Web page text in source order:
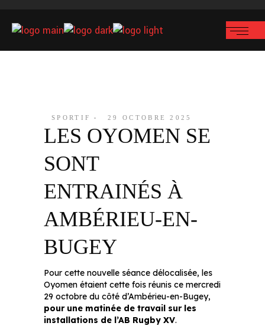
SPORTIF 29 OCTOBRE 2025
LES OYOMEN SE
SONT
ENTRAINÉS À
AMBÉRIEU-EN-
BUGEY
Pour cette nouvelle séance délocalisée, les
Oyomen étaient cette fois réunis ce mercredi
29 octobre du côté d’Ambérieu-en-Bugey,
pour une matinée de travail sur les
installations de l’AB Rugby XV.